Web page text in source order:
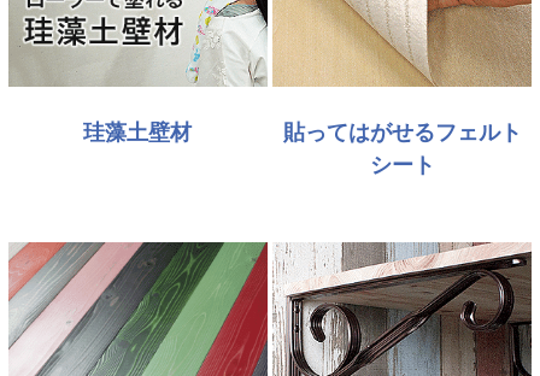
珪藻土壁材
貼ってはがせるフェルト
シート